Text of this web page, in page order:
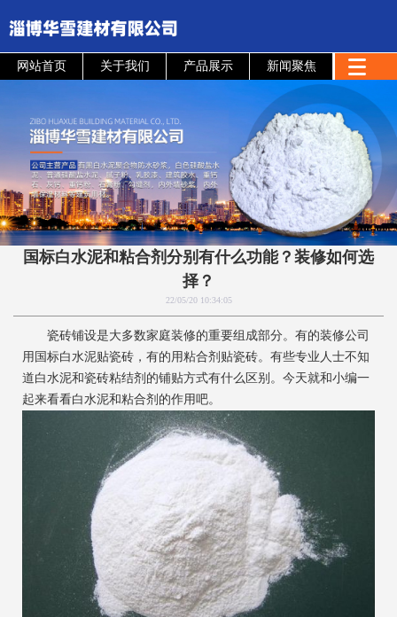
网站首页 关于我们 产品展示 新闻聚焦
国标白水泥和粘合剂分别有什么功能？装修如何选
择？
22/05/20 10:34:05
瓷砖铺设是大多数家庭装修的重要组成部分。有的装修公司
用国标白水泥贴瓷砖，有的用粘合剂贴瓷砖。有些专业人士不知
道白水泥和瓷砖粘结剂的铺贴方式有什么区别。今天就和小编一
起来看看白水泥和粘合剂的作用吧。